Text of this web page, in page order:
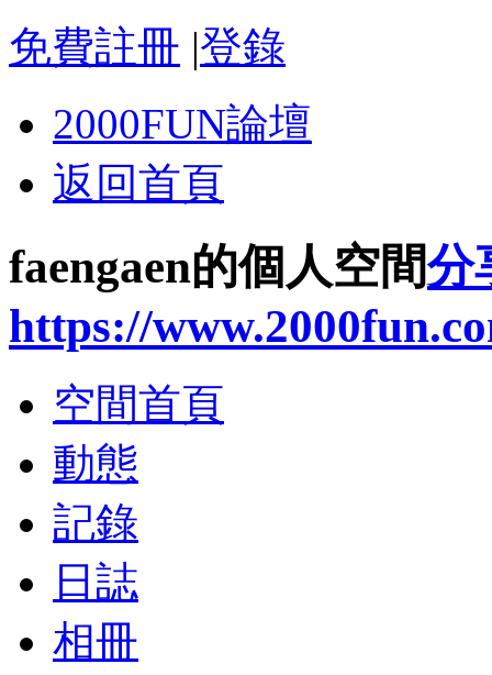
免費註冊 |登錄
2000FUN論壇
返回首頁
faengaen的個人空間分
https://
空間首頁
動態
記錄
日誌
相冊